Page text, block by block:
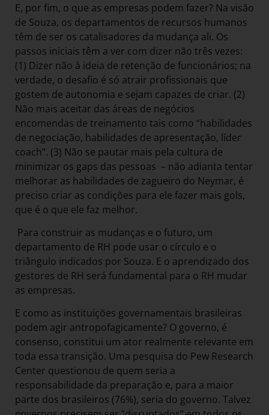
E, por fim, o que as empresas podem fazer? Na visão
de Souza, os departamentos de recursos humanos
têm de ser os catalisadores da mudança ali. Os
passos iniciais têm a ver com dizer não três vezes:
(1) Dizer não à ideia de retenção de funcionários; na
verdade, o desafio é só atrair profissionais que
gostem de autonomia e sejam capazes de criar. (2)
Não mais aceitar das áreas de negócios
encomendas de treinamento tais como “habilidades
de negociação, habilidades de apresentação, líder
coach”. (3) Não se pautar mais pela cultura de
minimizar os gaps das pessoas – não adianta tentar
melhorar as habilidades de zagueiro do Neymar, é
preciso criar as condições para ele fazer mais gols,
que é o que ele faz melhor.
Para construir as mudanças e o futuro, um
departamento de RH pode usar o círculo e o
triângulo indicados por Souza. E o aprendizado dos
gestores de RH será fundamental para o RH mudar
as empresas.
E como as instituições governamentais brasileiras
podem agir antropofagicamente? O governo, é
consenso, constitui um ator realmente relevante em
toda essa transição. Uma pesquisa do Pew Research
Center questionou de quem seria a
responsabilidade da preparação e, para a maior
parte dos brasileiros (76%), seria do governo. Talvez